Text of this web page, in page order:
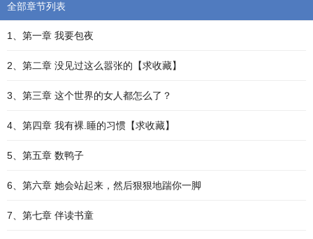
全部章节列表
1、第一章 我要包夜
2、第二章 没见过这么嚣张的【求收藏】
3、第三章 这个世界的女人都怎么了？
4、第四章 我有裸.睡的习惯【求收藏】
5、第五章 数鸭子
6、第六章 她会站起来，然后狠狠地踹你一脚
7、第七章 伴读书童